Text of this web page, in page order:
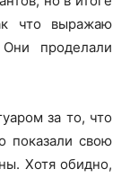
что выражаю
проделали
за то, что
показали свою
Хотя обидно,